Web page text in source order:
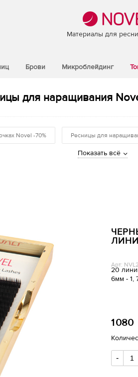
Материалы для
Брови Микроблейдинг
для наращивания
Novel -70% Ресницы для
Показать всё
Арт:
20
6мм - 1,
1080
-